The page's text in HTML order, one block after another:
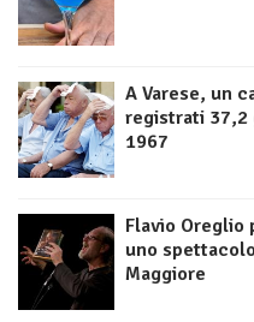
A Varese, un
registrati 37,2
1967
Flavio Oreglio
uno
Maggiore